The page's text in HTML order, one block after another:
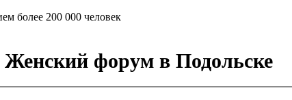
более 200 000 человек
Женский форум в Подольске